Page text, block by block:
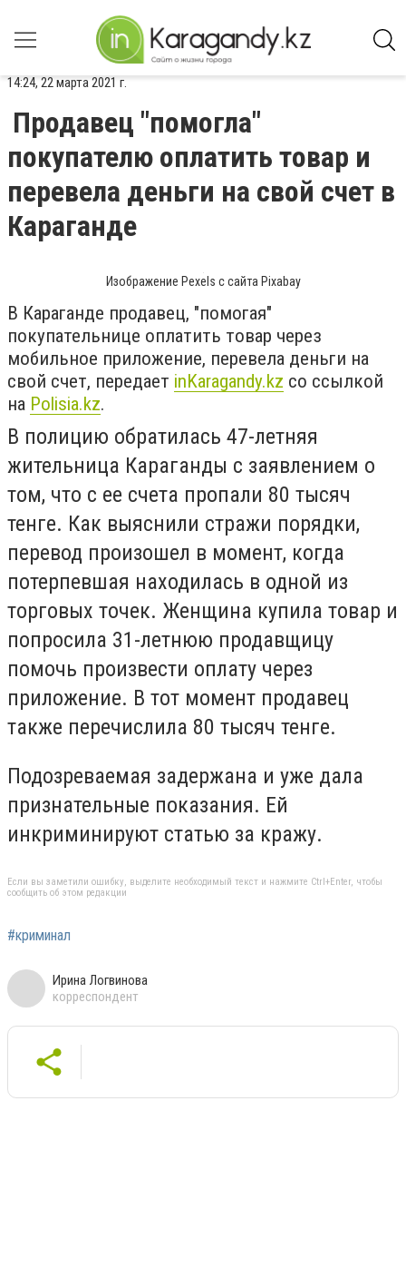
14:24, 22 марта 2021 г.
Продавец "помогла"
покупателю оплатить товар и
перевела деньги на свой счет в
Караганде
Изображение Pexels с сайта Pixabay
В Караганде продавец, "помогая"
покупательнице оплатить товар через
мобильное приложение, перевела деньги на
свой счет, передает inKaragandy.kz со ссылкой
на Polisia.kz.
В полицию обратилась 47-летняя
жительница Караганды с заявлением о
том, что с ее счета пропали 80 тысяч
тенге. Как выяснили стражи порядки,
перевод произошел в момент, когда
потерпевшая находилась в одной из
торговых точек. Женщина купила товар и
попросила 31-летнюю продавщицу
помочь произвести оплату через
приложение. В тот момент продавец
также перечислила 80 тысяч тенге.
Подозреваемая задержана и уже дала
признательные показания. Ей
инкриминируют статью за кражу.
Если вы заметили ошибку, выделите необходимый текст и нажмите Ctrl+Enter, чтобы
сообщить об этом редакции
#криминал
Ирина Логвинова
корреспондент